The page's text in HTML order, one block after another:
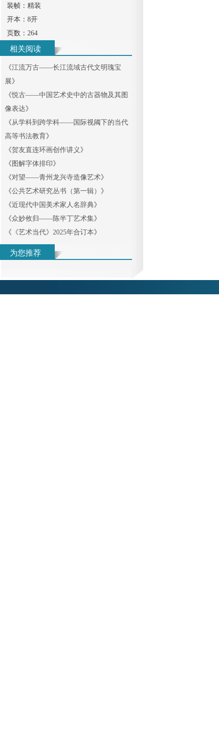
装帧： 精装
开本： 8开
页数： 264
相关阅读
《江流万古——长江流域古代文明瑰宝
展》
《悦古——中国艺术史中的古器物及其图
像表达》
《从学科到跨学科——国际视阈下的当代
高等书法教育》
《贺友直连环画创作讲义 》
《 图解字体排印》
《对望——青州龙兴寺造像艺术》
《公共艺术研究丛书（第一辑） 》
《近现代中国美术家人名辞典》
《众妙攸归——陈半丁艺术集》
《 《艺术当代》2025年合订本》
为您推荐